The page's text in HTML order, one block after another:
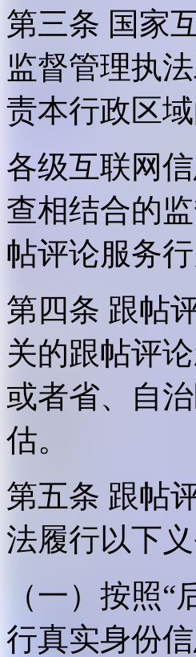
第三条 国家
监督管理执
责本行政区
各级互联网
查相结合的
帖评论服务行
第四条 跟帖
关的跟帖评
或者省、自
估。
第五条 跟帖
法履行以下义
（一）按照
行真实身份